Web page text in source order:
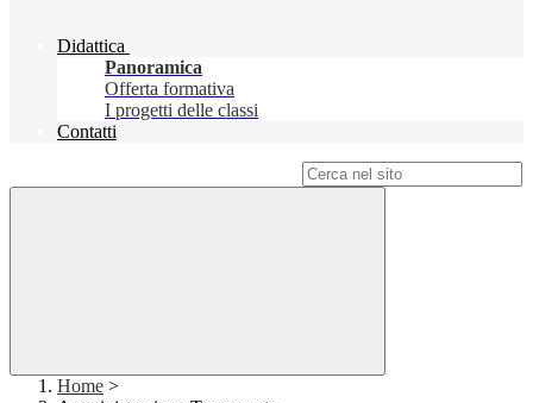
Didattica
Panoramica
Offerta formativa
I progetti delle classi
Contatti
Home >